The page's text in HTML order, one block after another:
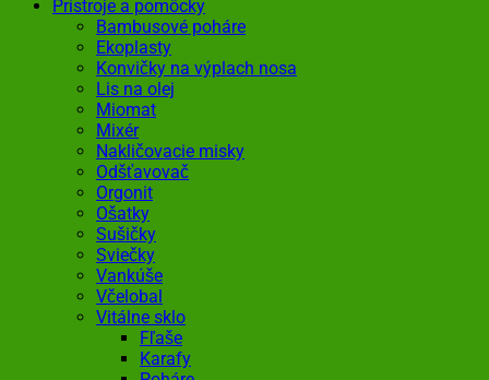
Prístroje a pomôcky
Bambusové poháre
Ekoplasty
Konvičky na výplach nosa
Lis na olej
Miomat
Mixér
Nakličovacie misky
Odšťavovač
Orgonit
Ošatky
Sušičky
Sviečky
Vankúše
Včelobal
Vitálne sklo
Fľaše
Karafy